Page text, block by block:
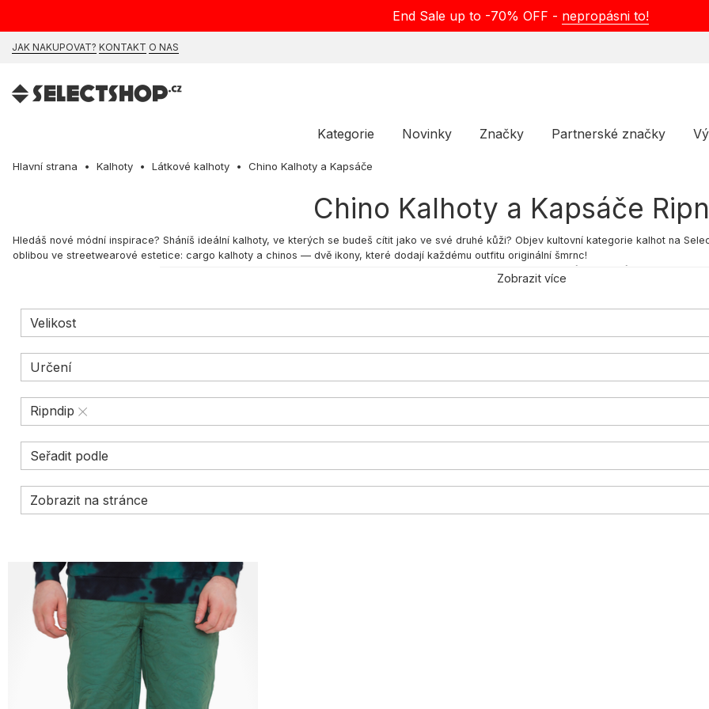
End Sale up to -70% OFF - nepropásni to!
JAK NAKUPOVAT? KONTAKT O NAS
Kategorie Novinky Značky Partnerské značky
Hlavní strana Kalhoty Látkové kalhoty Chino Kalhoty a Kapsáče
Chino Kalhoty a Kapsáče
Hledáš nové módní inspirace? Sháníš ideální kalhoty, ve kterých se budeš cítit jako ve své druhé kůži? Objev kultovní kategorie kalhot na
oblibou ve streetwearové estetice: cargo kalhoty a chinos — dvě ikony, které dodají každému outfitu originální šmrnc!
perfektně zapadají do casual trendů. Pro milovníky denimu doporučujeme baggy jeans, které kombinují klasický denim s volnějším střihem.
Pánskécargo kalhoty
Tyhle všestranné kalhoty jsou poctou pohodlí a stylu. Jejich unikátní design inspirovaný vojenským stylem nabízí volnost pohybu, díky čemuž
ty, kteří mají rádi volnější, casual outfity a chtějí vyjádřit svou individualitu. Typickým prvkem jsou multifunkční kapsy různých velikostí a
jako je pevná bavlna, denim nebo směsi tkanin – právě tyto materiály jim zajišťují odolnost a dlouhou životnost. Některé modely mají navíc
tvého stylu.
Zobrazit více
Velikost
Určení
Ripndip
Seřadit podle
Zobrazit na stránce